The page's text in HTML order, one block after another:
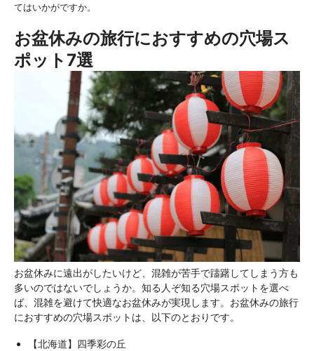
てはいかがですか。
お盆休みの旅行におすすめの穴場ス
ポット7選
お盆休みに遠出がしたいけど、混雑が苦手で躊躇してしまう方も
多いのではないでしょうか。知る人ぞ知る穴場スポットを選べ
ば、混雑を避けて快適なお盆休みが実現します。お盆休みの旅行
におすすめの穴場スポットは、以下のとおりです。
【北海道】四季彩の丘